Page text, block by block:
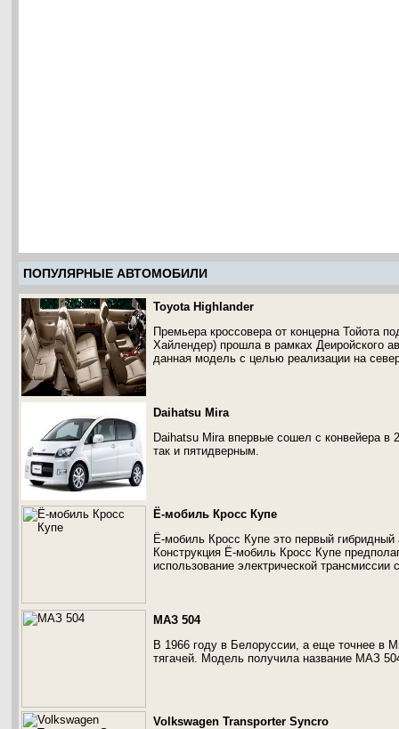
ПОПУЛЯРНЫЕ АВТОМОБИЛИ
Toyota Highlander
Премьера кроссовера от концерна Тойота
Хайлендер) прошла в рамках Деиройского
данная модель с целью реализации на
Daihatsu Mira
Daihatsu Mira впервые сошел с конвейера в
так и пятидверным.
Ё-мобиль Кросс Купе
Ё-мобиль Кросс Купе это первый
Конструкция Ё-мобиль Кросс Купе
использование электрической
МАЗ 504
В 1966 году в Белоруссии, а еще точнее в
тягачей. Модель получила название МАЗ
Volkswagen Transporter Syncro